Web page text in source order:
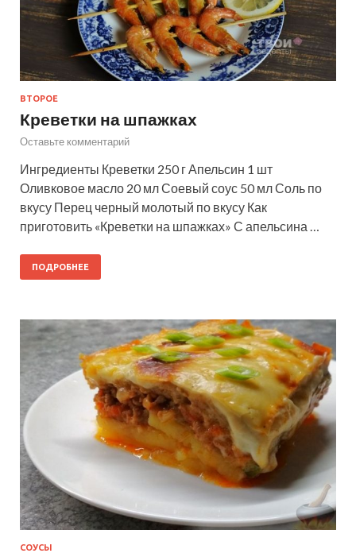
ВТОРОЕ
Креветки на шпажках
Оставьте комментарий
Ингредиенты Креветки 250 г Апельсин 1 шт
Оливковое масло 20 мл Соевый соус 50 мл Соль по
вкусу Перец черный молотый по вкусу Как
приготовить «Креветки на шпажках» С апельсина …
ПОДРОБНЕЕ
СОУСЫ